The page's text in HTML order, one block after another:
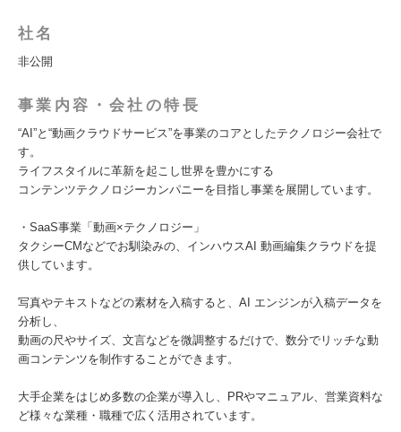
社名
非公開
事業内容・会社の特長
“AI”と“動画クラウドサービス”を事業のコアとしたテクノロジー会社で
す。
ライフスタイルに革新を起こし世界を豊かにする
コンテンツテクノロジーカンパニーを目指し事業を展開しています。
・SaaS事業「動画×テクノロジー」
タクシーCMなどでお馴染みの、インハウスAI 動画編集クラウドを提
供しています。
写真やテキストなどの素材を入稿すると、AI エンジンが入稿データを
分析し、
動画の尺やサイズ、文言などを微調整するだけで、数分でリッチな動
画コンテンツを制作することができます。
大手企業をはじめ多数の企業が導入し、PRやマニュアル、営業資料な
ど様々な業種・職種で広く活用されています。